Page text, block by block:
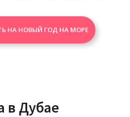
НА НОВЫЙ ГОД НА МОРЕ
в Дубае